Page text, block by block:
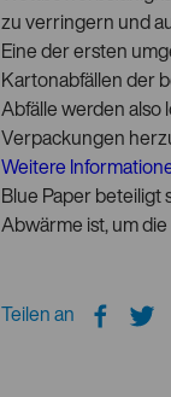
zu verringern und
Eine der ersten
Kartonabfällen der
Abfälle werden also
Verpackungen
Weitere
Blue Paper beteiligt
Abwärme ist, um
Teilen an